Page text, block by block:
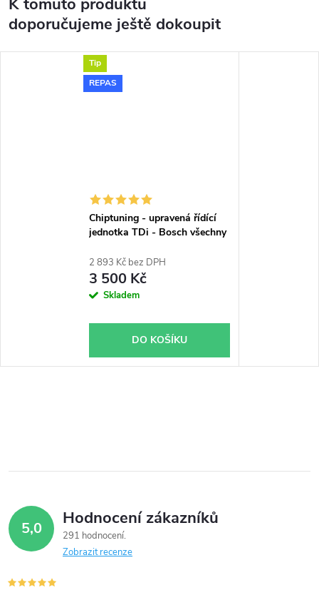
doporučujeme ještě dokoupit
Tip
REPAS
Chiptuning - upravená řídící
jednotka TDi - Bosch všechny
2 893 Kč bez DPH
3 500 Kč
Skladem
DO KOŠÍKU
5,0 Hodnocení zákazníků
291 hodnocení
Zobrazit recenze